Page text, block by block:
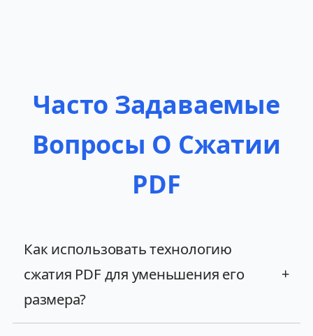
Часто Задаваемые
Вопросы О Сжатии
PDF
Как использовать технологию
сжатия PDF для уменьшения его
размера?
+